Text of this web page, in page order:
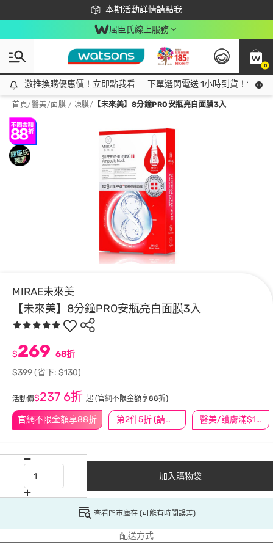
本期活動詳情請點我
下載app最高回饋$350
屈臣氏線上服務
0
激推換購優惠價！立即點我看
激推換購優惠價！立即點我看 下單選閃電送 1小時到貨！領神
首頁/醫美/面膜 / 凍膜/ 【未來美】8分鐘PRO安瓶亮白面膜3入
MIRAE未來美
【未來美】8分鐘PRO安瓶亮白面膜3入
官網不限金額享88折 第2件5折 (請任選2件商品) 醫美/護膚滿$1200送$200
$269 68折
$399(省下: $130)
活動價$237 6折 起 (官網不限金額享88折)
加入購物袋
查看門市庫存 (可能有時間誤差)
配送方式